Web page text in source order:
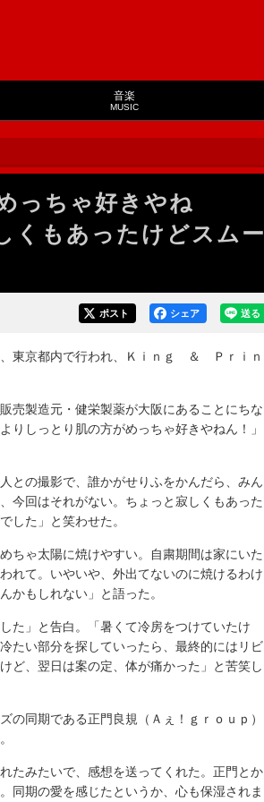
音楽
MUSIC
っちゃ好きやね
くもあったけどスムー
送る
シェア
ポスト
東京都内で行われ、Ｋｉｎｇ ＆ Ｐｒｉｎ
売製造元・健栄製薬が大阪にあることにちな
りしっとり肌の方がめっちゃ好きやねん！」
との撮影で、誰かがせりふをかんだら、みん
今回はそれがない。ちょっと寂しくもあった
した」と笑わせた。
ちゃ太陽に焼けやすい。自粛期間は家にいた
れて。いやいや、外出てないのに焼けるわけ
かもしれない」と語った。
た」と告白。「暑くて冷房をつけていたけ
たい部分を探していったら、最終的にはリビ
ど、翌日は案の定、体が痛かった」と苦笑し
同期である正門良規（Ａぇ！ｇｒｏｕｐ）
たみたいで、感想を送ってくれた。正門とか
同期の愛を感じたというか、心も保湿されま